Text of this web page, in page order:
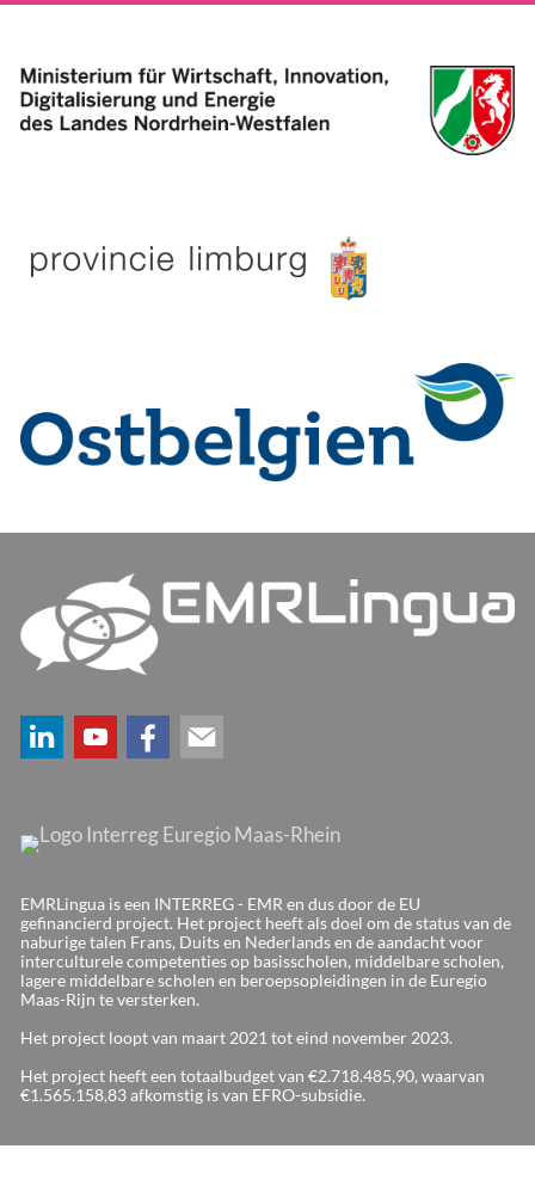
EMRLingua is een INTERREG - EMR en dus door de EU
gefinancierd project. Het project heeft als doel om de status van de
naburige talen Frans, Duits en Nederlands en de aandacht voor
interculturele competenties op basisscholen, middelbare scholen,
lagere middelbare scholen en beroepsopleidingen in de Euregio
Maas-Rijn te versterken.
Het project loopt van maart 2021 tot eind november 2023.
Het project heeft een totaalbudget van €2.718.485,90, waarvan
€1.565.158,83 afkomstig is van EFRO-subsidie.